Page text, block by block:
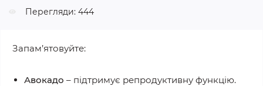
Перегляди: 444
Запам’ятовуйте:
Авокадо – підтримує репродуктивну функцію.